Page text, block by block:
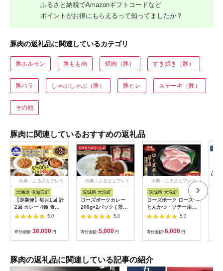
ふるさと納税でAmazonギフトコードなど
ポイントがお得にもらえるって知ってましたか？
豚肉の返礼品に関連しているカテゴリ
豚ホルモン 豚もも肉 焼肉（豚） すき焼き（豚）
豚バラ しゃぶしゃぶ（豚） 豚ヒレ ステーキ（豚）
その他
豚肉に関連しているおすすめの返礼品
出典：ふるさとプレミ
北海道 倶知安町
【定期便】毎月1回 計
2回 カレー 4種 食べ
比べ 8個 中辛 チキン
レッグ スープカレー
レトルト 業務用 北海
道 倶知安町 【定期
便・チキンカレー・ビ
5.0
寄付金額: 38,000 円
出典：ふるさとプレミ
茨城県 大洗町
ローズポークカレー
200g×2パック ( 茨城
県共通返礼品・茨城県
産 ) ブランド豚 豚肉
茨城 ローズポーク カ
レー レトルト レトル
トパウチ レトルトカ
5.0
寄付金額: 5,000 円
出典：ふるさとプレミ
アム
茨城県 大洗町
ローズポーク ロース
とんかつ・ソテー用
約280g (140g×2枚) (
茨城県共通返礼品・茨
城県産 ) ブランド豚
茨城 国産 豚肉 冷凍
とんかつ ソテー
5.0
寄付金額: 6,000 円
豚肉の返礼品に関連している記事の紹介